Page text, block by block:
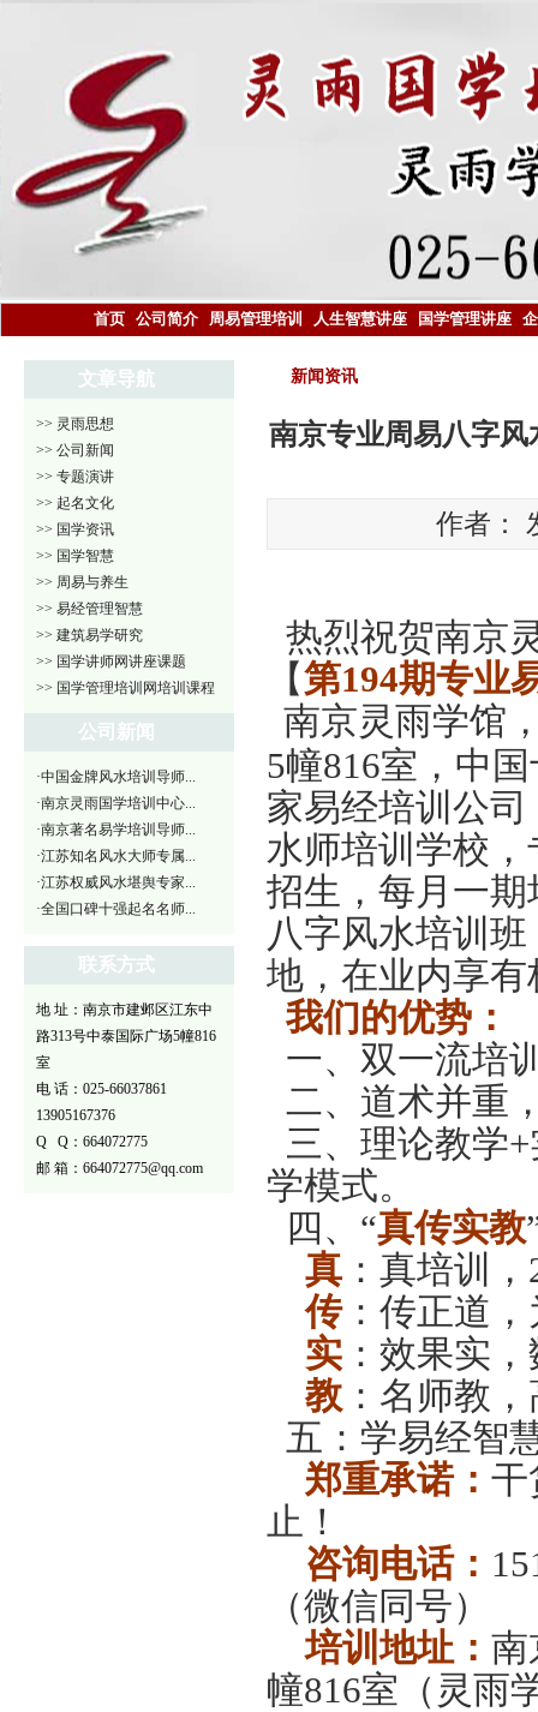
首页 公司简介 周易管理培训 人生智慧讲座 国学管理讲座
文章导航
>> 灵雨思想
>> 公司新闻
>> 专题演讲
>> 起名文化
>> 国学资讯
>> 国学智慧
>> 周易与养生
>> 易经管理智慧
>> 建筑易学研究
>> 国学讲师网讲座课题
>> 国学管理培训网培训课程
公司新闻
·中国金牌风水培训导师...
·南京灵雨国学培训中心...
·南京著名易学培训导师...
·江苏知名风水大师专属...
·江苏权威风水堪舆专家...
·全国口碑十强起名名师...
联系方式
地 址：南京市建邺区江东中
路313号中泰国际广场5幢816
室
电 话：025-66037861
13905167376
Q Q：664072775
邮 箱：664072775@qq.com
新闻资讯
南京专业周易八字
作者：
热烈祝贺南京
【第194期专业
南京灵雨学馆
5幢816室，中
家易经培训公
水师培训学校
招生，每月一
八字风水培训
地，在业内享
我们的优势：
一、双一流培
二、道术并重
三、理论教学
学模式。
四、“真传实教
真 ：真培训
传：传正道
实 ：效果实
教 ：名师教
五：学易经智
郑重承诺： 干
止！
咨询电话：
（微信同号）
培训地址： 南
幢816室（灵雨